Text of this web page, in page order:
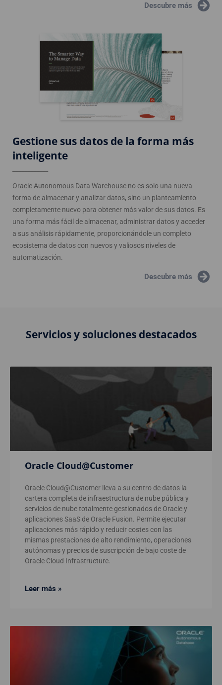
Descubre más
Gestione sus datos de la forma más
inteligente
Oracle Autonomous Data Warehouse no es solo una nueva
forma de almacenar y analizar datos, sino un planteamiento
completamente nuevo para obtener más valor de sus datos. Es
una forma más fácil de almacenar, administrar datos y acceder
a sus análisis rápidamente, proporcionándole un completo
ecosistema de datos con nuevos y valiosos niveles de
automatización.
Descubre más
Servicios y soluciones destacados
Oracle Cloud@Customer
Oracle Cloud@Customer lleva a su centro de datos la
cartera completa de infraestructura de nube pública y
servicios de nube totalmente gestionados de Oracle y
aplicaciones SaaS de Oracle Fusion. Permite ejecutar
aplicaciones más rápido y reducir costes con las
mismas prestaciones de alto rendimiento, operaciones
autónomas y precios de suscripción de bajo coste de
Oracle Cloud Infrastructure.
Leer más »